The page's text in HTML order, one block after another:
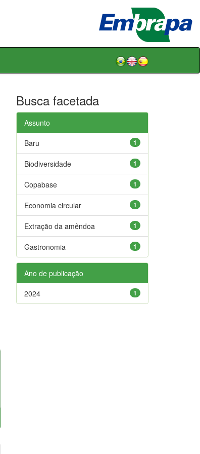
Busca facetada
Assunto
1
Baru
1
Biodiversidade
1
Copabase
1
Economia circular
1
Extração da amêndoa
1
Gastronomia
Ano de publicação
1
2024